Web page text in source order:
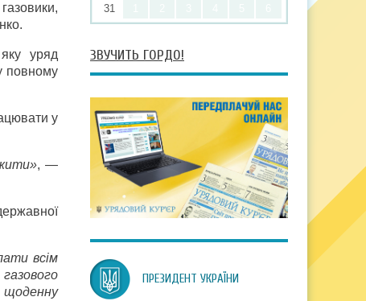
уряд
повному
у
, —
всім
щоденну
31
ЗВУЧИТЬ ГОРДО!
ПРЕЗИДЕНТ УКРАЇНИ